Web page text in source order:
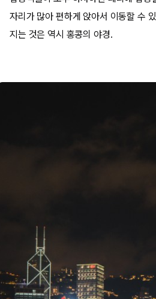
자리가 많아 편하게 앉아서 이동할 수
지는 것은 역시 홍콩의 야경.